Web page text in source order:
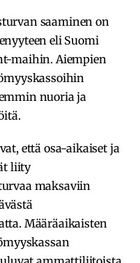
saaminen on
eli Suomi
maihin. Aiempien
nuoria ja
että osa-aikaiset ja
liity
maksaviin
Määräaikaisten